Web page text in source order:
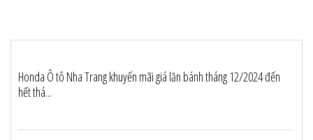
Honda Ô tô Nha Trang khuyến mãi giá lăn bánh tháng 12/2024 đến
hết thá...